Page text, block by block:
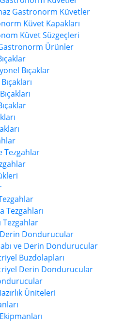
Gastronorm Küvetler
Küvet Kapakları
Küvet Süzgeçleri
Ürünler
Bıçaklar
Tezgahlar
Tezgahları
Tezgahlar
Derin Dondurucular
ve Derin Dondurucular
Buzdolapları
Derin Dondurucular
Üniteleri